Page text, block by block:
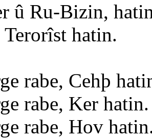
û Ru-Bizin,
hatin.
rabe, Cehþ
rabe, Ker hatin.
rabe, Hov